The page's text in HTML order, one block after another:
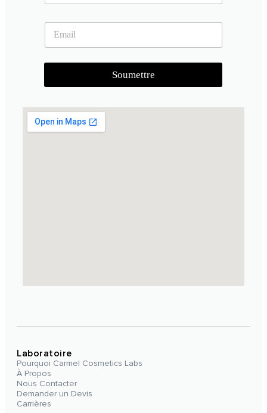
m
a
i
*
Soumettre
Laboratoire
Pourquoi Carmel Cosmetics Labs
À Propos
Nous Contacter
Demander un Devis
Carrières